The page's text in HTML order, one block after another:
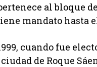
al bloque
mandato hasta
cuando fue
de Roque